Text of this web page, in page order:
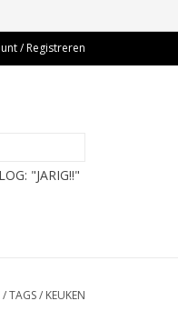
/ Registreren
"JARIG!!"
/TAGS/ KEUKEN